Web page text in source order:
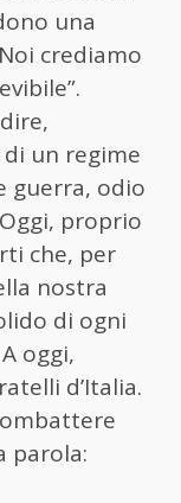
una
crediamo
un regime
guerra, odio
proprio
che, per
nostra
di ogni
oggi,
d’Italia.
parola: